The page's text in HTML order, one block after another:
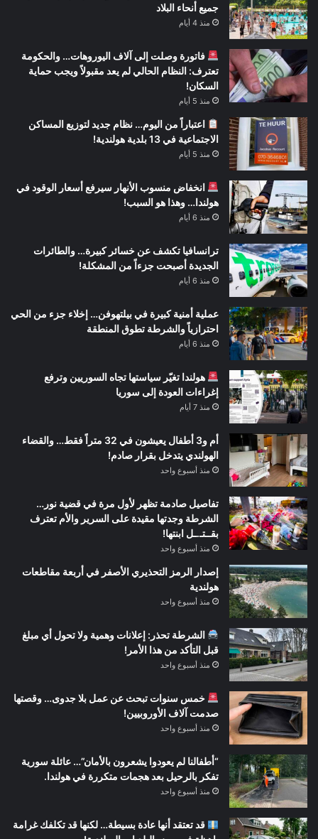
جميع أنحاء البلاد
منذ 4 أيام
فاتورة وصلت إلى آلاف اليوروهات… والحكومة
تعترف: النظام الحالي لم يعد مقبولاً ويجب حماية
السكان!
منذ 5 أيام
اعتباراً من اليوم… نظام جديد لتوزيع المساكن
الاجتماعية في 13 بلدية هولندية!
منذ 5 أيام
انخفاض منسوب الأنهار سيرفع أسعار الوقود في
هولندا… وهذا هو السبب!
منذ 6 أيام
ترانسافيا تكشف عن خسائر كبيرة… والطائرات
الجديدة أصبحت جزءاً من المشكلة!
منذ 6 أيام
عملية أمنية كبيرة في بيلتهوفن… إخلاء جزء من الحي
احترازياً والشرطة تطوق المنطقة
منذ 6 أيام
هولندا تغيّر سياستها تجاه السوريين وترفع
إغراءات العودة إلى سوريا
منذ 7 أيام
أم و3 أطفال يعيشون في 32 متراً فقط… والقضاء
الهولندي يتدخل بقرار صادم!
منذ أسبوع واحد
تفاصيل صادمة تظهر لأول مرة في قضية نور…
الشرطة وجدتها مقيدة على السرير والأم تعترف
بقــتـ.ـل ابنتها!
منذ أسبوع واحد
إصدار الرمز التحذيري الأصفر في أربعة مقاطعات
هولندية
منذ أسبوع واحد
الشرطة تحذر: إعلانات وهمية ولا تحول أي مبلغ
قبل التأكد من هذا الأمر!
منذ أسبوع واحد
خمس سنوات تبحث عن عمل بلا جدوى… وقصتها
صدمت آلاف الأوروبيين!
منذ أسبوع واحد
“أطفالنا لم يعودوا يشعرون بالأمان”… عائلة سورية
تفكر بالرحيل بعد هجمات متكررة في هولندا.
منذ أسبوع واحد
قد تعتقد أنها عادة بسيطة… لكنها قد تكلفك غرامة